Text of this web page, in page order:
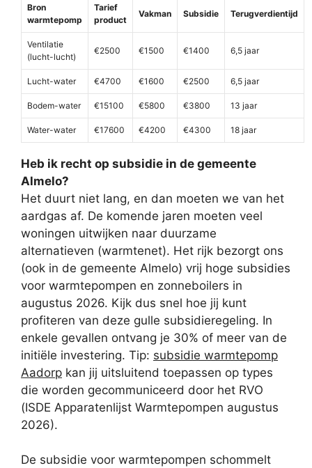
Bron
warmtepomp
Tarief
product
Vakman Subsidie Terugverdientijd
Ventilatie
(lucht-lucht)
€2500 €1500 €1400 6,5 jaar
Lucht-water €4700 €1600 €2500 6,5 jaar
Bodem-water €15100 €5800 €3800 13 jaar
Water-water €17600 €4200 €4300 18 jaar
Heb ik recht op subsidie in de gemeente
Almelo?
Het duurt niet lang, en dan moeten we van het
aardgas af. De komende jaren moeten veel
woningen uitwijken naar duurzame
alternatieven (warmtenet). Het rijk bezorgt ons
(ook in de gemeente Almelo) vrij hoge subsidies
voor warmtepompen en zonneboilers in
augustus 2026. Kijk dus snel hoe jij kunt
profiteren van deze gulle subsidieregeling. In
enkele gevallen ontvang je 30% of meer van de
initiële investering. Tip: subsidie warmtepomp
Aadorp kan jij uitsluitend toepassen op types
die worden gecommuniceerd door het RVO
(ISDE Apparatenlijst Warmtepompen augustus
2026).
De subsidie voor warmtepompen schommelt